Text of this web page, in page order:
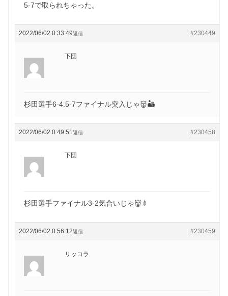
5-7で取られちゃった。
2022/06/02 0:33:49 #230449
返信
下団
杉田選手6-4.5-7ファイナル突入じゃ👹🏜
2022/06/02 0:49:51 #230458
返信
下団
杉田選手ファイナル3-2気合いじゃ👹💉
2022/06/02 0:56:12 #230459
返信
リッコラ